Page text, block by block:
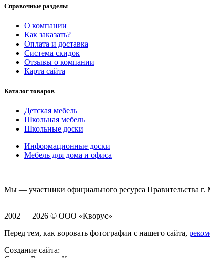
Справочные разделы
О компании
Как заказать?
Оплата и доставка
Система скидок
Отзывы о компании
Карта сайта
Каталог товаров
Детская мебель
Школьная мебель
Школьные доски
Информационные доски
Мебель для дома и офиса
Мы — участники официального ресурса Правительства
2002 — 2026 © ООО «Кворус»
Перед тем, как воровать фотографии с нашего сайта,
Создание сайта: